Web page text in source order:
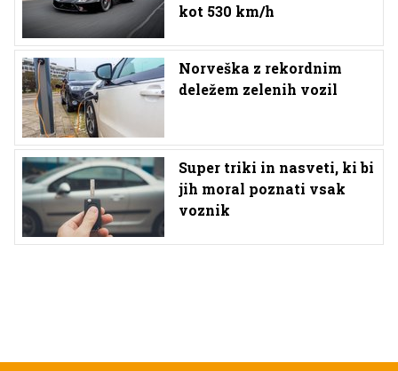
kot 530 km/h
Norveška z rekordnim
deležem zelenih vozil
Super triki in nasveti, ki bi
jih moral poznati vsak
voznik